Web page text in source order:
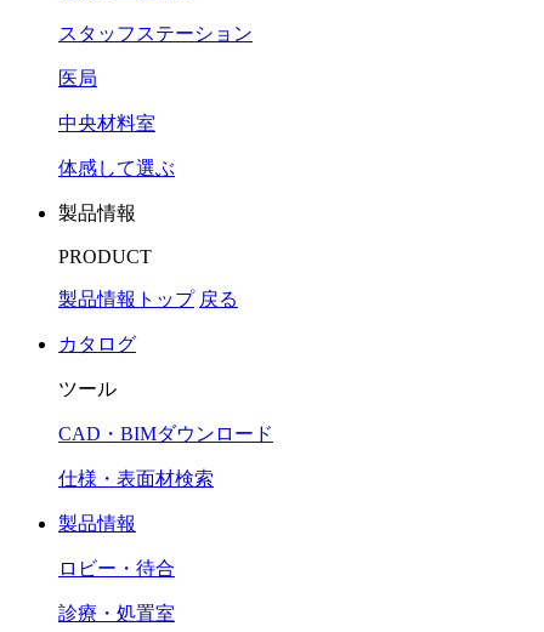
スタッフステーション
医局
中央材料室
体感して選ぶ
製品情報
PRODUCT
製品情報トップ 戻る
カタログ
ツール
CAD・BIMダウンロード
仕様・表面材検索
製品情報
ロビー・待合
診療・処置室